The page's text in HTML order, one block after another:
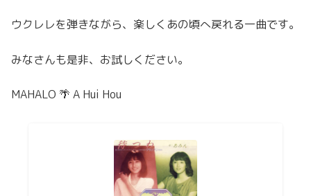
ウクレレを弾きながら、楽しくあの頃へ戻れる一曲です。
みなさんも是非、お試しください。
MAHALO 🌴 A Hui Hou